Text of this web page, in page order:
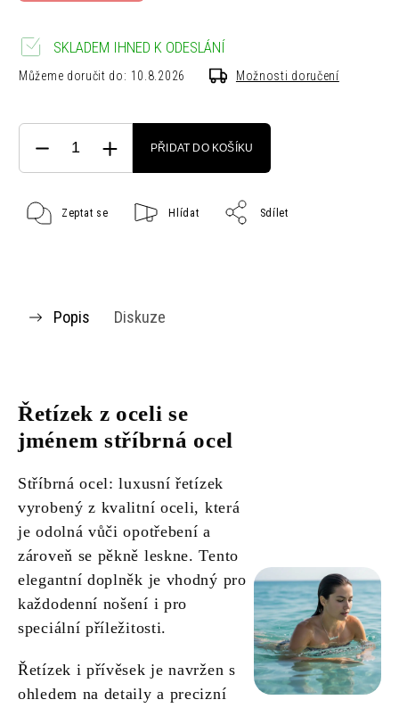
SKLADEM IHNED K ODESLÁNÍ
Můžeme doručit do: 10.8.2026 Možnosti doručení
PŘIDAT DO KOŠÍKU
Zeptat se Hlídat Sdílet
Popis Diskuze
Řetízek z oceli se
jménem stříbrná ocel
Stříbrná ocel: luxusní řetízek
vyrobený z kvalitní oceli, která
je odolná vůči opotřebení a
zároveň se pěkně leskne. Tento
elegantní doplněk je vhodný pro
každodenní nošení i pro
speciální příležitosti.
Řetízek i přívěsek je navržen s
ohledem na detaily a precizní